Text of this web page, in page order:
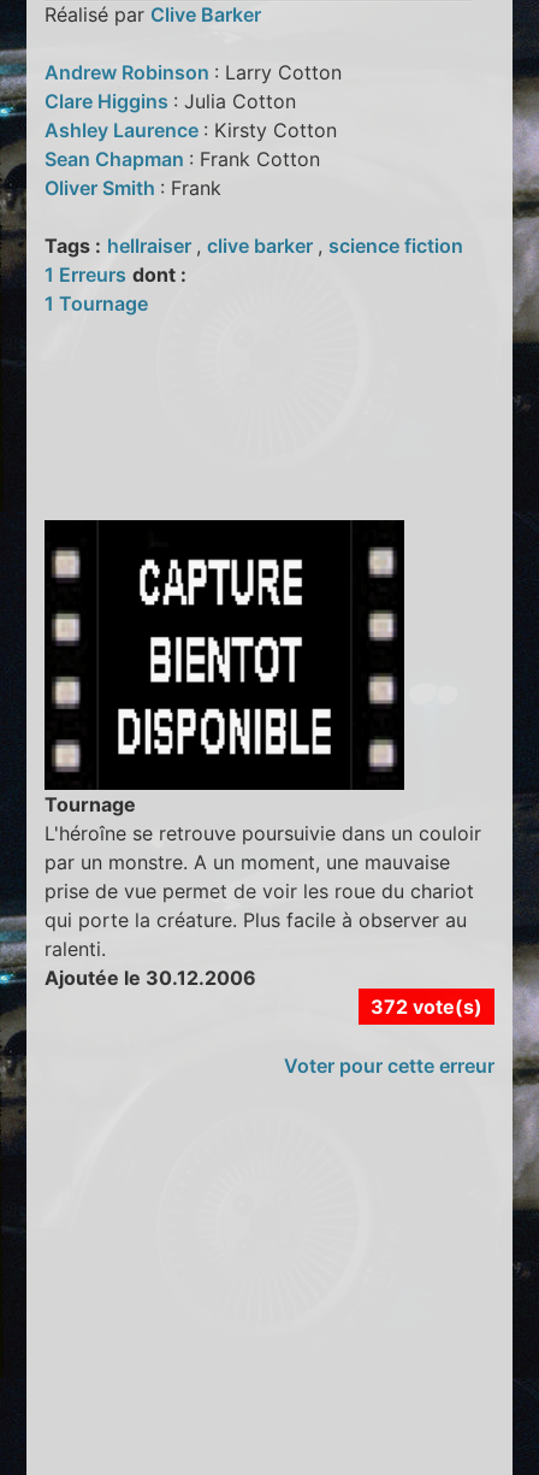
Réalisé par Clive Barker
Andrew Robinson : Larry Cotton
Clare Higgins : Julia Cotton
Ashley Laurence : Kirsty Cotton
Sean Chapman : Frank Cotton
Oliver Smith : Frank
Tags : hellraiser ,clive barker , science fiction
1 Erreurs dont :
1 Tournage
Tournage
L'héroîne se retrouve poursuivie dans un couloir
par un monstre. A un moment, une mauvaise
prise de vue permet de voir les roue du chariot
qui porte la créature. Plus facile à observer au
ralenti.
Ajoutée le 30.12.2006
372 vote(s)
Voter pour cette erreur